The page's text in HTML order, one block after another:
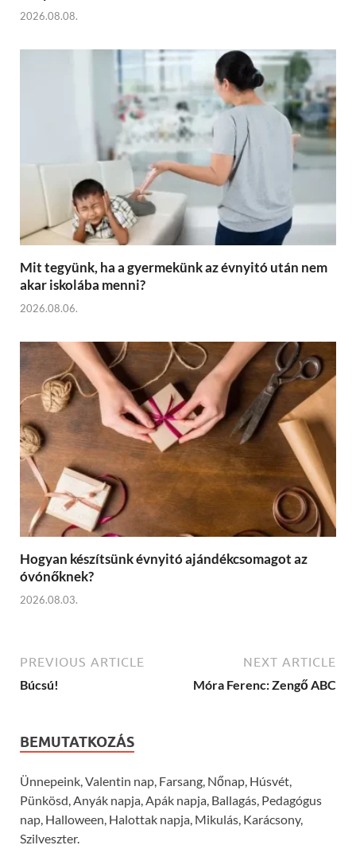
2026.08.08.
Mit tegyünk, ha a gyermekünk az évnyitó után nem
akar iskolába menni?
2026.08.06.
Hogyan készítsünk évnyitó ajándékcsomagot az
óvónőknek?
2026.08.03.
PREVIOUS ARTICLE
Búcsú!
NEXT ARTICLE
Móra Ferenc: Zengő ABC
BEMUTATKOZÁS
Ünnepeink, Valentin nap, Farsang, Nőnap, Húsvét,
Pünkösd, Anyák napja, Apák napja, Ballagás, Pedagógus
nap, Halloween, Halottak napja, Mikulás, Karácsony,
Szilveszter.